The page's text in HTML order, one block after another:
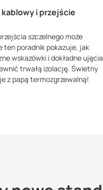
i przejście
szczelnego może
ten poradnik pokazuje, jak
wskazówki i dokładne ujęcia
trwałą izolację. Świetny
z papą termozgrzewalną!